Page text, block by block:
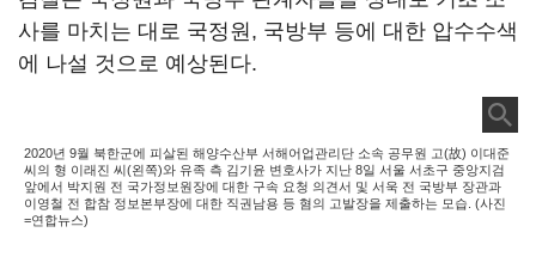
사를 마치는 대로 국정원, 국방부 등에 대한 압수수색
에 나설 것으로 예상된다.
2020년 9월 북한군에 피살된 해양수산부 서해어업관리단 소속 공무원 고(故) 이대준
씨의 형 이래진 씨(왼쪽)와 유족 측 김기윤 변호사가 지난 8일 서울 서초구 중앙지검
앞에서 박지원 전 국가정보원장에 대한 구속 요청 의견서 및 서욱 전 국방부 장관과
이영철 전 합참 정보본부장에 대한 직권남용 등 혐의 고발장을 제출하는 모습. (사진
=연합뉴스)